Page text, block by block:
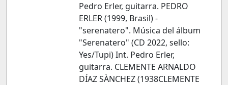
Pedro Erler, guitarra. PEDRO
ERLER (1999, Brasil) -
"serenatero". Música del álbum
"Serenatero" (CD 2022, sello:
Yes/Tupi) Int. Pedro Erler,
guitarra. CLEMENTE ARNALDO
DÍAZ SÀNCHEZ (1938CLEMENTE